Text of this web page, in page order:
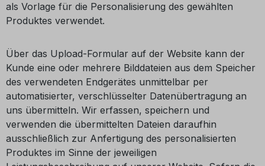
als Vorlage für die Personalisierung des gewählten
Produktes verwendet.
Über das Upload-Formular auf der Website kann der
Kunde eine oder mehrere Bilddateien aus dem Speicher
des verwendeten Endgerätes unmittelbar per
automatisierter, verschlüsselter Datenübertragung an
uns übermitteln. Wir erfassen, speichern und
verwenden die übermittelten Dateien daraufhin
ausschließlich zur Anfertigung des personalisierten
Produktes im Sinne der jeweiligen